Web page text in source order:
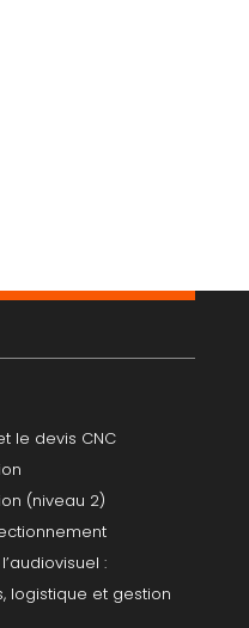
le devis CNC
(niveau 2)
:
logistique et gestion